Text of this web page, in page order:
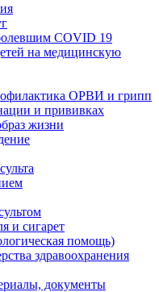
COVID 19
на медицинскую
ОРВИ и грипп
и прививках
жизни
и сигарет
помощь)
здравоохранения
документы